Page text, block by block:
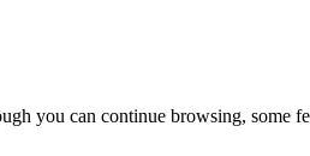
you can continue browsing, some